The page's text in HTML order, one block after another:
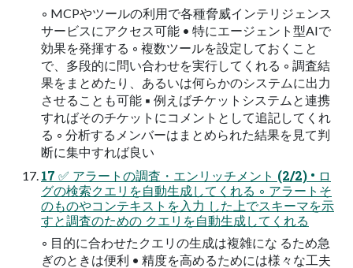
◦ MCPやツールの利用で各種脅威インテリジェンス
サービスにアクセス可能 • 特にエージェント型AIで
効果を発揮する ◦ 複数ツールを設定しておくこと
で、多段的に問い合わせを実行してくれる ◦ 調査結
果をまとめたり、あるいは何らかのシステムに出力
させることも可能 ▪ 例えばチケットシステムと連携
すればそのチケットにコメントとして追記してくれ
る ◦ 分析するメンバーはまとめられた結果を見て判
断に集中すれば良い
17 ✅ アラートの調査・エンリッチメント (2/2) • ロ
グの検索クエリを自動生成してくれる ◦ アラートそ
のものやコンテキストを入力 した上でスキーマを示
すと調査のための クエリを自動生成してくれる
◦ 目的に合わせたクエリの生成は複雑にな るため急
ぎのときは便利 • 精度を高めるためには様々な工夫